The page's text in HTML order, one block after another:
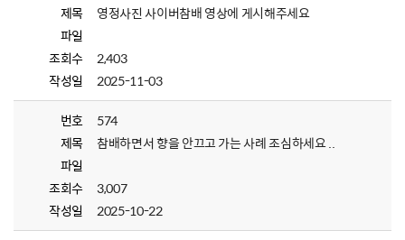
제목
영정사진 사이버참배 영상에 게시해주세요
파일
조회수
2,403
작성일
2025-11-03
번호
574
제목
참배하면서 향을 안끄고 가는 사례 조심하세요 ..
파일
조회수
3,007
작성일
2025-10-22